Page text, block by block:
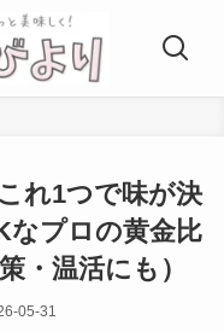
れ1つで味が決
なプロの黄金比
・温活にも）
05-31